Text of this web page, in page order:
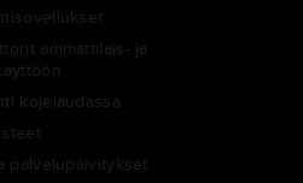
ammattilais- ja
kojelaudassa
palvelupäivitykset